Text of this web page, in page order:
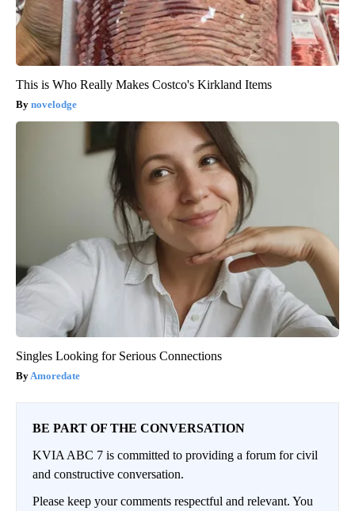
This is Who Really Makes Costco's Kirkland Items
novelodge
Singles Looking for Serious Connections
Amoredate
BE PART OF THE CONVERSATION
KVIA ABC 7 is committed to providing a forum for civil
and constructive conversation.
Please keep your comments respectful and relevant. You